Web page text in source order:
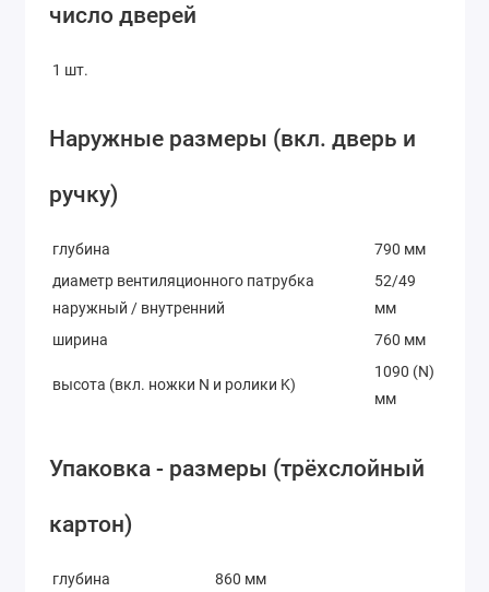
число дверей
1 шт.
Наружные размеры (вкл. дверь и
ручку)
глубина
790 мм
диаметр вентиляционного патрубка
наружный / внутренний
52/49
мм
ширина
760 мм
высота (вкл. ножки N и ролики K)
1090 (N)
мм
Упаковка - размеры (трёхслойный
картон)
глубина
860 мм